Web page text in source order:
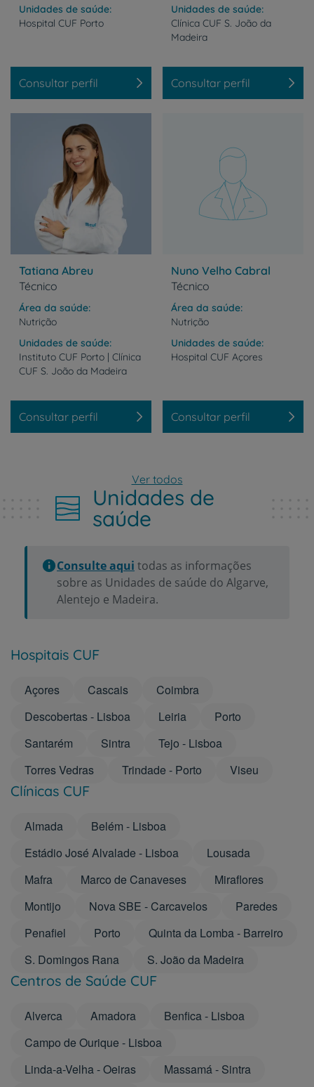
Unidades de saúde
Hospital CUF Porto
Consultar perfil
Unidades de saúde
Clínica CUF S. João da
Madeira
Consultar perfil
Tatiana Abreu
Técnico
Área da saúde
Nutrição
Unidades de saúde
Instituto CUF Porto | Clínica
CUF S. João da Madeira
Consultar perfil
Nuno Velho Cabral
Técnico
Área da saúde
Nutrição
Unidades de saúde
Hospital CUF Açores
Consultar perfil
Ver todos
Unidades de
saúde
Consulte aqui todas as informações
sobre as Unidades de saúde do Algarve,
Alentejo e Madeira.
Hospitais CUF
Açores Cascais
Coimbra
Descobertas - Lisboa
Leiria
Porto
Santarém
Sintra
Tejo - Lisboa
Torres Vedras
Trindade - Porto Viseu
Clínicas CUF
Almada
Belém - Lisboa
Estádio José Alvalade - Lisboa
Lousada
Mafra
Marco de Canaveses
Miraflores
Montijo
Nova SBE - Carcavelos
Paredes
Penafiel
Porto
Quinta da Lomba - Barreiro
S. Domingos Rana
S. João da Madeira
Centros de Saúde CUF
Alverca Amadora
Benfica - Lisboa
Campo de Ourique - Lisboa
Linda-a-Velha - Oeiras
Massamá - Sintra